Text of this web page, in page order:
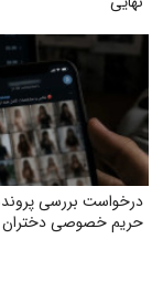
درخواست بررسی
حریم خصوصی دختران